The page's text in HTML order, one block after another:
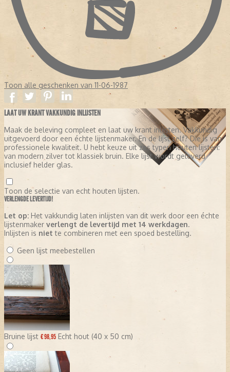
Toon alle geschenken van 11-06-1987
LAAT UW KRANT VAKKUNDIG INLIJSTEN
Maak de beleving compleet en laat uw krant inlijsten. Vakkundig
uitgevoerd door een échte lijstenmaker. En de lijst zelf? Die is van
professionele kwaliteit. U hebt keuze uit zes typen houten lijsten:
van modern zilver tot klassiek bruin. Elke lijst wordt geleverd
inclusief helder glas.
Toon de selectie van echt houten lijsten.
VERLENGDE LEVERTIJD!
Let op: Het vakkundig laten inlijsten van dit werk door een échte
lijstenmaker verlengt de levertijd met 14 werkdagen.
Inlijsten is niet te combineren met een spoed bestelling.
Geen lijst meebestellen
Bruine lijst € 98,95 Echt hout (40 x 50 cm)